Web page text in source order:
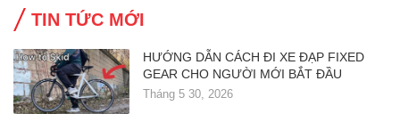
TIN TỨC MỚI
HƯỚNG DẪN CÁCH ĐI XE ĐẠP FIXED
GEAR CHO NGƯỜI MỚI BẮT ĐẦU
Tháng 5 30, 2026